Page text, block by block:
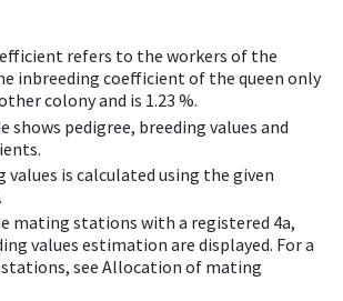
refers to the workers of the
inbreeding coefficient of the queen only
colony and is 1.23 %.
shows pedigree, breeding values and
is calculated using the given
mating stations with a registered 4a,
values estimation are displayed. For a
see Allocation of mating